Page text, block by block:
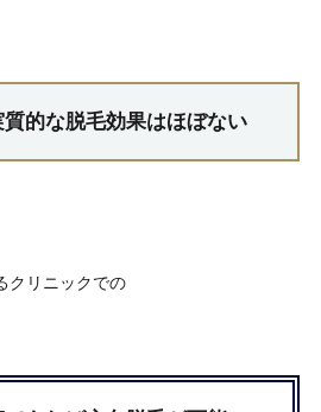
的な脱毛効果はほぼない
クリニックでの